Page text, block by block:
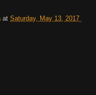
at Saturday, May 13, 2017